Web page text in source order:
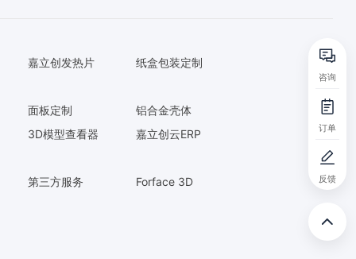
嘉立创发热片 纸盒包装定制
面板定制
铝合金壳体
3D模型查看器
嘉立创云ERP
第三方服务 Forface 3D
咨询
订单
反馈